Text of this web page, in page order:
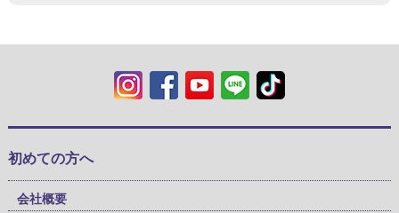
初めての方へ
会社概要